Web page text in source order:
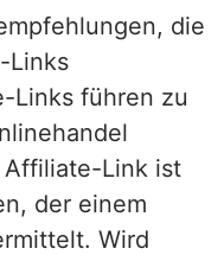
die
Links
Links führen zu
Link ist
der einem
Wird